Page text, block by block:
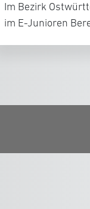
Im Bezirk
im E-Junioren